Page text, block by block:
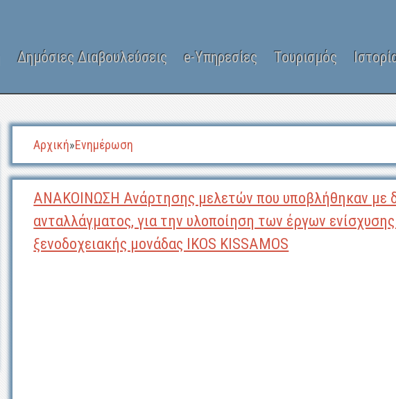
Δημόσιες Διαβουλεύσεις e-Υπηρεσίες Τουρισμός
Αρχική»Ενημέρωση
ΑΝΑΚΟΙΝΩΣΗ Ανάρτησης μελετών που υποβλήθηκαν με
ανταλλάγματος, για την υλοποίηση των έργων
ξενοδοχειακής μονάδας IKOS KISSAMOS